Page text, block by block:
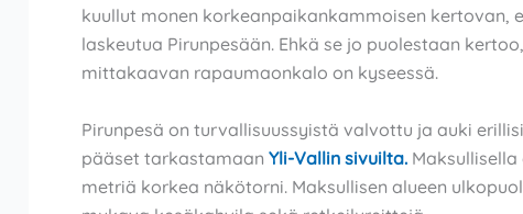
kuullut monen korkeanpaikankammoisen kertovan,
laskeutua Pirunpesään. Ehkä se jo puolestaan
mittakaavan rapaumaonkalo on kyseessä.
Pirunpesä on turvallisuussyistä valvottu ja auki
pääset tarkastamaan Yli-Vallin sivuilta.
metriä korkea näkötorni. Maksullisen alueen